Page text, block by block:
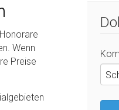
Wenn
Preise